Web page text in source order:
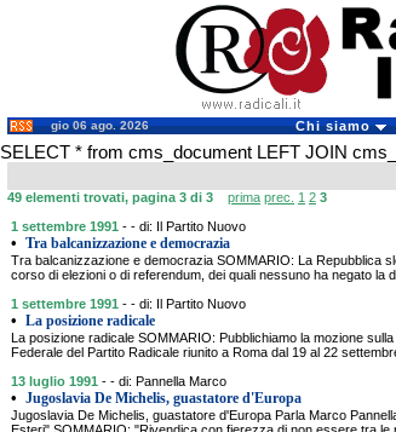
gio 06 ago. 2026 Chi siamo
SELECT * from cms_document LEFT JOIN
49 elementi trovati, pagina 3 di 3 prima prec. 1 2 3
1 settembre 1991 - - di: Il Partito Nuovo
• Tra balcanizzazione e democrazia
Tra balcanizzazione e democrazia SOMMARIO: La Repubblica
corso di elezioni o di referendum, dei quali nessuno ha negato
1 settembre 1991 - - di: Il Partito Nuovo
• La posizione radicale
La posizione radicale SOMMARIO: Pubblichiamo la mozione
Federale del Partito Radicale riunito a Roma dal 19 al 22
13 luglio 1991 - - di: Pannella Marco
• Jugoslavia De Michelis, guastatore d'Europa
Jugoslavia De Michelis, guastatore d'Europa Parla Marco